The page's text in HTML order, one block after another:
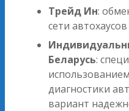
Трейд Ин:
сети
Беларусь:
диагностики
вариант